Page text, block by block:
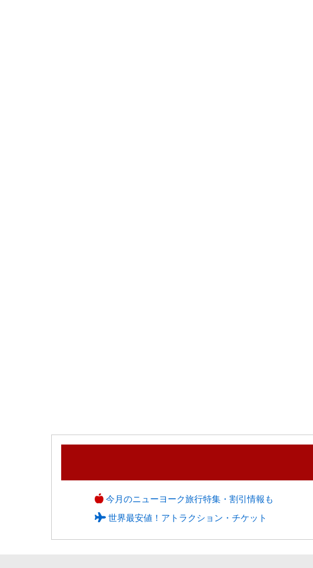
今月のニューヨーク旅行特集・割引情報も
世界最安値！アトラクション・チケット